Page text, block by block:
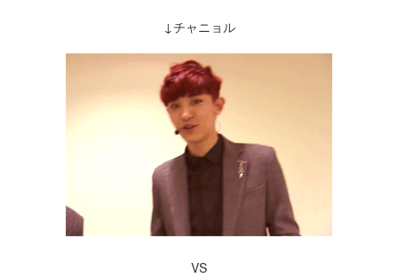
↓チャニョル
VS